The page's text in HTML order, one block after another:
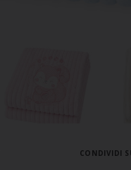
CONDIVIDI